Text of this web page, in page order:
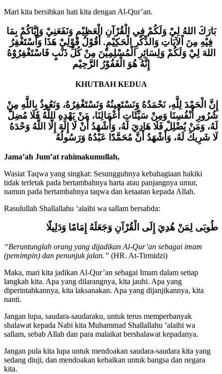
Mari kita bersihkan hati kita dengan Al-Qur’an.
بَارَكَ اللهُ لِيْ وَلَكُمْ فِي الْقُرْآنِ الْعَظِيْمِ وَنَفَعَنِيْ وَإِيَّاكُمْ بِمَا
فِيْهِ مِنَ اْلآيَاتِ وَالذِّكْرِ الْحَكِيْمِ. أَقُوْلُ قَوْلِيْ هَذَا وَأَسْتَغْفِرُ
اللهَ لِيْ وَلَكُمْ وَلِسَائِرِ الْمُسْلِمِيْنَ مِنْ كُلِّ ذَنْبٍ فَاسْتَغْفِرُوْهُ
إِنَّهُ هُوَ الْغَفُوْرُ الرَّحِيْم
KHUTBAH KEDUA
إِنَّ الْحَمْدَ لِلَّهِ، نَحْمَدُهُ وَنَسْتَعِينُهُ وَنَسْتَغْفِرُهُ، وَنَعُوذُ بِاللَّهِ مِنْ
شُرُورِ أَنْفُسِنَا وَمِنْ سَيِّئَاتِ أَعْمَالِنَا، مَنْ يَهْدِهِ اللَّهُ فَلَا مُضِلَّ
لَهُ، وَمَنْ يُضْلِلْ فَلَا هَادِيَ لَهُ، وَأَشْهَدُ أَنْ لَا إِلَهَ إِلَّا اللَّهُ وَحْدَهُ
لَا شَرِيكَ لَهُ، وَأَشْهَدُ أَنَّ مُحَمَّدًا عَبْدُهُ وَرَسُولُهُ
Jama’ah Jum’at rahimakumullah,
Wasiat Taqwa yang singkat: Sesungguhnya kebahagiaan hakiki
tidak terletak pada bertambahnya harta atau panjangnya umur,
namun pada bertambahnya taqwa dan ketaatan kepada Allah.
Rasulullah Shallallahu ‘alaihi wa sallam bersabda:
طُوبَى لِمَنْ هُدِيَ إِلَى الْقُرْآنِ وَجَعَلَهُ إِمَامًا وَدَلِيلًا
“Beruntunglah orang yang dijadikan Al-Qur’an sebagai imam
(pemimpin) dan penunjuk jalan.” (HR. At-Tirmidzi)
Maka, mari kita jadikan Al-Qur’an sebagai Imam dalam setiap
langkah kita. Apa yang dilarangnya, kita jauhi. Apa yang
diperintahkannya, kita laksanakan. Apa yang dijanjikannya, kita
nanti.
Jangan lupa, saudara-saudaraku, untuk terus memperbanyak
shalawat kepada Nabi kita Muhammad Shallallahu ‘alaihi wa
sallam, sebab Allah dan para malaikat bershalawat kepadanya.
Jangan pula kita lupa untuk mendoakan saudara-saudara kita yang
sedang diuji, dan mendoakan kebaikan untuk bangsa dan negara
kita.